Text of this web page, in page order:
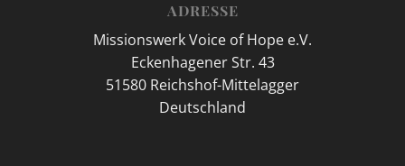
ADRESSE
Missionswerk Voice of Hope e.V.
Eckenhagener Str. 43
51580 Reichshof-Mittelagger
Deutschland